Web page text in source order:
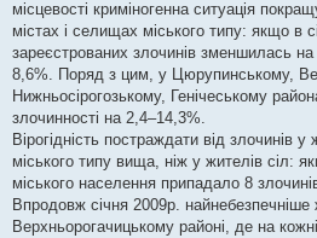
я
місцевості криміногенна ситуація
містах і селищах міського типу: якщо в
зареєстрованих злочинів зменшилась
8,6%. Поряд з цим, у Цюрупинському,
Нижньосірогозькому, Генічеському
злочинності на 2,4–14,3%.
Вірогідність постраждати від злочинів
міського типу вища, ніж у жителів сіл:
міського населення припадало 8
Впродовж січня 2009р.
Верхньорогачицькому районі, де на